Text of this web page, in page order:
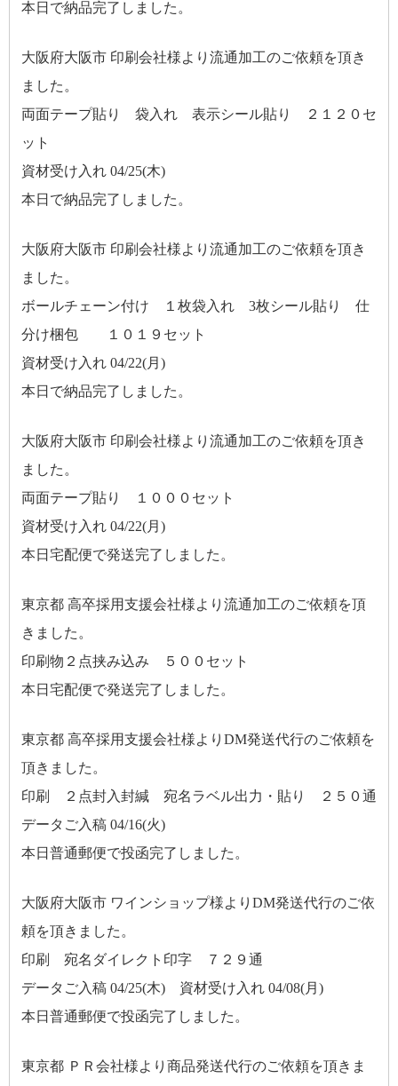
本日で納品完了しました。
大阪府大阪市 印刷会社様より流通加工のご依頼を頂き
ました。
両面テープ貼り 袋入れ 表示シール貼り ２１２０セ
ット
資材受け入れ 04/25(木)
本日で納品完了しました。
大阪府大阪市 印刷会社様より流通加工のご依頼を頂き
ました。
ボールチェーン付け １枚袋入れ 3枚シール貼り 仕
分け梱包 １０１９セット
資材受け入れ 04/22(月)
本日で納品完了しました。
大阪府大阪市 印刷会社様より流通加工のご依頼を頂き
ました。
両面テープ貼り １０００セット
資材受け入れ 04/22(月)
本日宅配便で発送完了しました。
東京都 高卒採用支援会社様より流通加工のご依頼を頂
きました。
印刷物２点挟み込み ５００セット
本日宅配便で発送完了しました。
東京都 高卒採用支援会社様よりDM発送代行のご依頼を
頂きました。
印刷 ２点封入封緘 宛名ラベル出力・貼り ２５０通
データご入稿 04/16(火)
本日普通郵便で投函完了しました。
大阪府大阪市 ワインショップ様よりDM発送代行のご依
頼を頂きました。
印刷 宛名ダイレクト印字 ７２９通
データご入稿 04/25(木) 資材受け入れ 04/08(月)
本日普通郵便で投函完了しました。
東京都 ＰＲ会社様より商品発送代行のご依頼を頂きま